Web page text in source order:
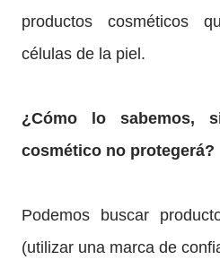
productos cosméticos
células de la piel.
¿Cómo lo sabemos,
cosmético no protegerá?
Podemos buscar
(utilizar una marca de